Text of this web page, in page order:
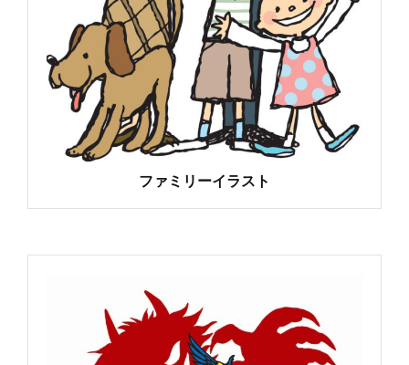
ファミリーイラスト